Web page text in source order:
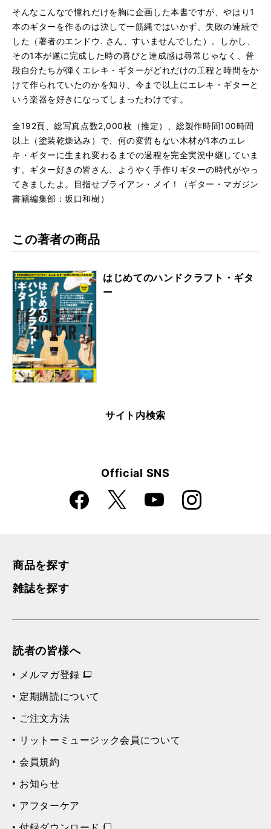
そんなこんなで憧れだけを胸に企画した本書ですが、やはり1
本のギターを作るのは決して一筋縄ではいかず、失敗の連続で
した（著者のエンドウ. さん、すいませんでした）。しかし、
その1本が遂に完成した時の喜びと達成感は尋常じゃなく、普
段自分たちが弾くエレキ・ギターがどれだけの工程と時間をか
けて作られていたのかを知り、今まで以上にエレキ・ギターと
いう楽器を好きになってしまったわけです。
全192頁、総写真点数2,000枚（推定）、総製作時間100時間
以上（塗装乾燥込み）で、何の変哲もない木材が1本のエレ
キ・ギターに生まれ変わるまでの過程を完全実況中継していま
す。ギター好きの皆さん、ようやく手作りギターの時代がやっ
てきましたよ。目指せブライアン・メイ！（ギター・マガジン
書籍編集部：坂口和樹）
この著者の商品
はじめてのハンドクラフト・ギタ
ー
サイト内検索
Official SNS
Faceboo
k
X YouTube Instagra
m
商品を探す
雑誌を探す
読者の皆様へ
メルマガ登録
定期購読について
ご注文方法
リットーミュージック会員について
会員規約
お知らせ
アフターケア